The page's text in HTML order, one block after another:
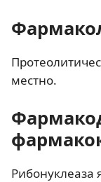
местно.
Рибонуклеаза